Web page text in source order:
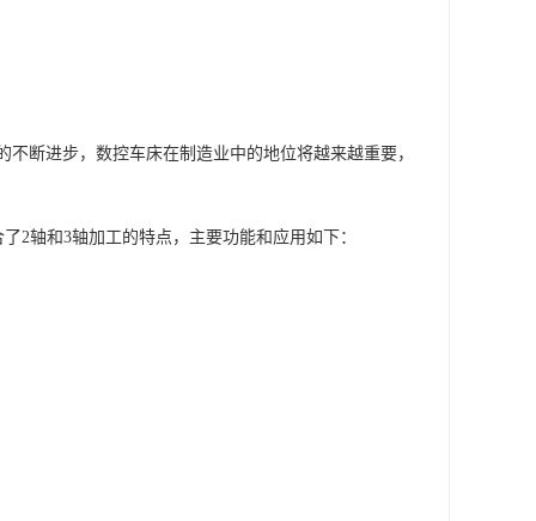
断进步，数控车床在制造业中的地位将越来越重要，
2轴和3轴加工的特点，主要功能和应用如下：